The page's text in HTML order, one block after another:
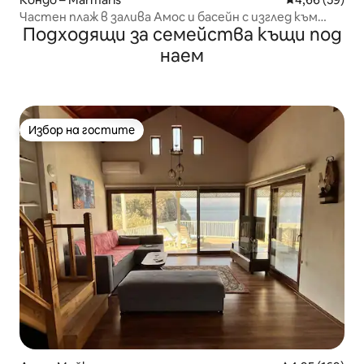
Частен плаж в залива Амос и басейн с изглед към
морето
Подходящи за семейства къщи под
наем
Избор на гостите
Избор на гостите